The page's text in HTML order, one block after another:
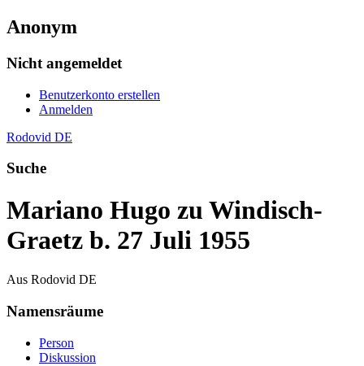
Anonym
Nicht angemeldet
Benutzerkonto erstellen
Anmelden
Rodovid DE
Suche
Mariano Hugo zu Windisch-
Graetz b. 27 Juli 1955
Aus Rodovid DE
Namensräume
Person
Diskussion